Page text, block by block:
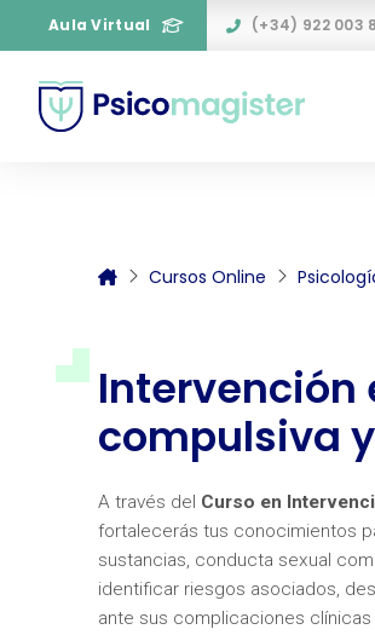
Aula Virtual (+34) 922 003
Cursos Online
Intervención
compulsiva
A través del Curso en
fortalecerás tus conocimientos
sustancias, conducta sexual
identificar riesgos asociados,
ante sus complicaciones